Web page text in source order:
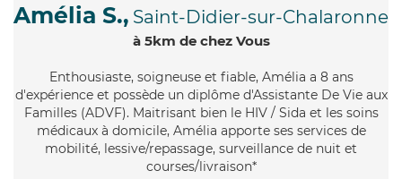
Amélia S., Saint-Didier-sur-Chalaronne
à 5km de chez Vous
Enthousiaste, soigneuse et fiable, Amélia a 8 ans
d'expérience et possède un diplôme d'Assistante De Vie aux
Familles (ADVF). Maitrisant bien le HIV / Sida et les soins
médicaux à domicile, Amélia apporte ses services de
mobilité, lessive/repassage, surveillance de nuit et
courses/livraison*